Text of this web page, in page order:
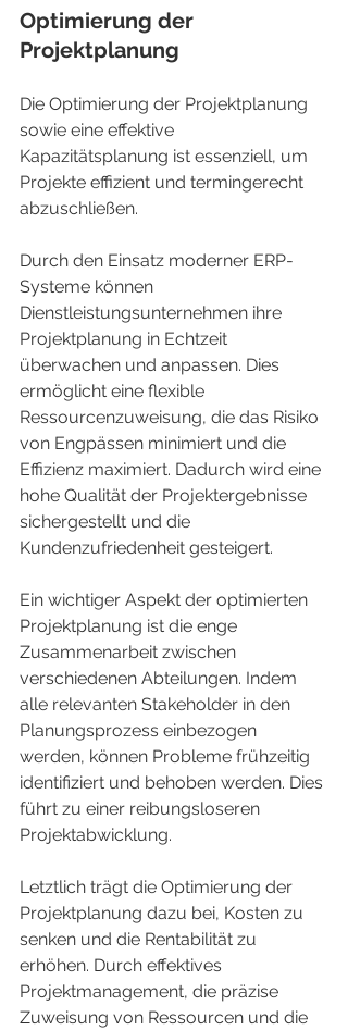
Optimierung der
Projektplanung
Die Optimierung der Projektplanung
sowie eine effektive
Kapazitätsplanung ist essenziell, um
Projekte effizient und termingerecht
abzuschließen.
Durch den Einsatz moderner ERP-
Systeme können
Dienstleistungsunternehmen ihre
Projektplanung in Echtzeit
überwachen und anpassen. Dies
ermöglicht eine flexible
Ressourcenzuweisung, die das Risiko
von Engpässen minimiert und die
Effizienz maximiert. Dadurch wird eine
hohe Qualität der Projektergebnisse
sichergestellt und die
Kundenzufriedenheit gesteigert.
Ein wichtiger Aspekt der optimierten
Projektplanung ist die enge
Zusammenarbeit zwischen
verschiedenen Abteilungen. Indem
alle relevanten Stakeholder in den
Planungsprozess einbezogen
werden, können Probleme frühzeitig
identifiziert und behoben werden. Dies
führt zu einer reibungsloseren
Projektabwicklung.
Letztlich trägt die Optimierung der
Projektplanung dazu bei, Kosten zu
senken und die Rentabilität zu
erhöhen. Durch effektives
Projektmanagement, die präzise
Zuweisung von Ressourcen und die